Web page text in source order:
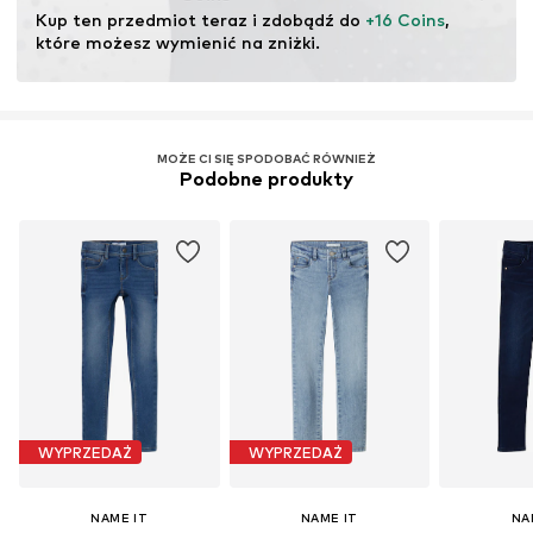
pochodzących z recyklingu może zmniejszyć
zapotrzebowanie na surowce, uniknąć odpadów i chronić
zasoby naturalne.
Kup ten przedmiot teraz i zdobądź do +16 Coins,
które możesz wymienić na zniżki.
MOŻE CI SIĘ SPODOBAĆ RÓWNIEŻ
Podobne produkty
WYPRZEDAŻ
NAME IT
WYPRZEDAŻ
NAME IT